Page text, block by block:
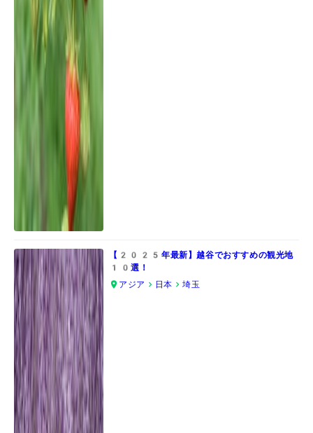
【2025年最新】越谷でおすすめの観光地
10選！
アジア
日本 埼玉